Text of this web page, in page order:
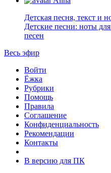
Детская песня, текст и
Детские песни: ноты
песен
Весь эфир
Войти
Ёжка
Рубрики
Помощь
Правила
Соглашение
Конфиденциальность
Рекомендации
Контакты
В версию для ПК